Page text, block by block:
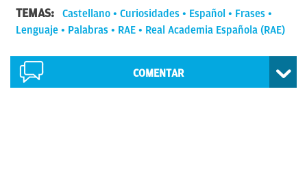
TEMAS: Castellano Curiosidades Español
Frases
Lenguaje
Palabras RAE Real Academia Española (RAE)
COMENTAR